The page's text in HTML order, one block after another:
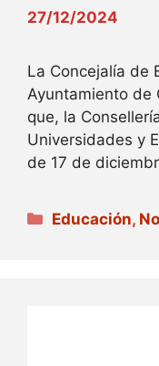
27/12/2024
La Concejalía de
Ayuntamiento de
que, la
Universidades y
de 17 de
Categorías
Educación,